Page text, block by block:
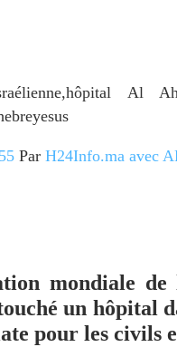
Par H24Info.ma avec
mondiale
un hôpital
pour les civils